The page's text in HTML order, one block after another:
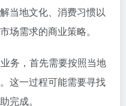
当地文化、消费习惯以
场需求的商业策略。
务，首先需要按照当地
这一过程可能需要寻找
完成。